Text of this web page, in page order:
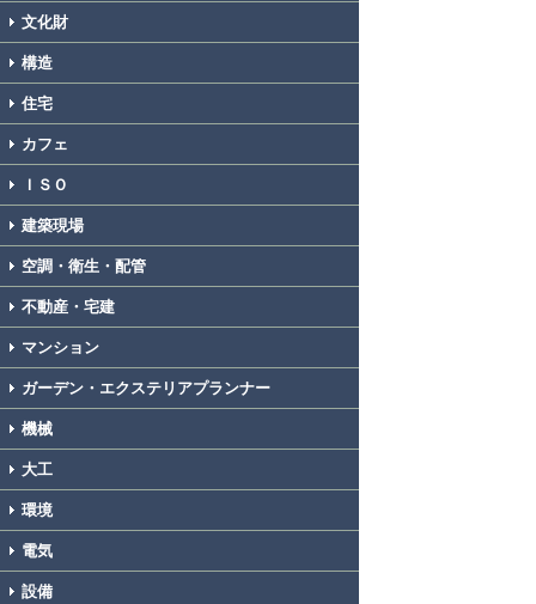
文化財
構造
住宅
カフェ
ＩＳＯ
建築現場
空調・衛生・配管
不動産・宅建
マンション
ガーデン・エクステリアプランナー
機械
大工
環境
電気
設備